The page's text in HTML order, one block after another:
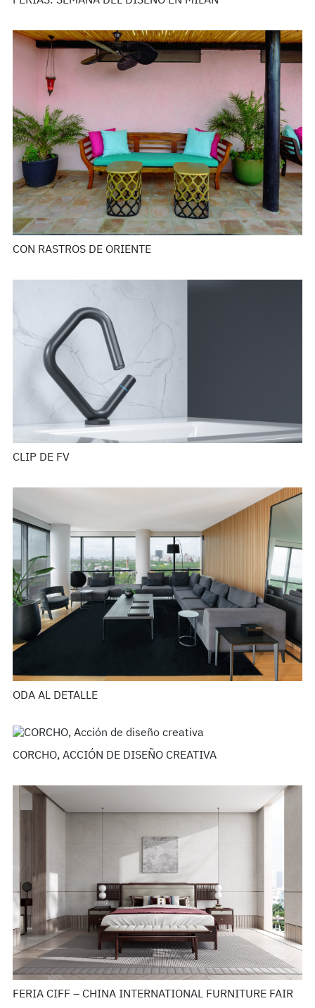
CON RASTROS DE ORIENTE
CLIP DE FV
ODA AL DETALLE
CORCHO, ACCIÓN DE DISEÑO CREATIVA
FERIA CIFF – CHINA INTERNATIONAL FURNITURE FAIR